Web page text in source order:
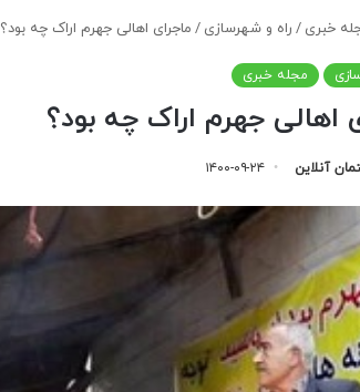
خبری / راه و شهرسازی / ماجرای اهالی جهرم اراک چه بود؟
مجله خبری
اهالی جهرم اراک چه بود؟
آنلاین ۱۴۰۰-۰۹-۲۴